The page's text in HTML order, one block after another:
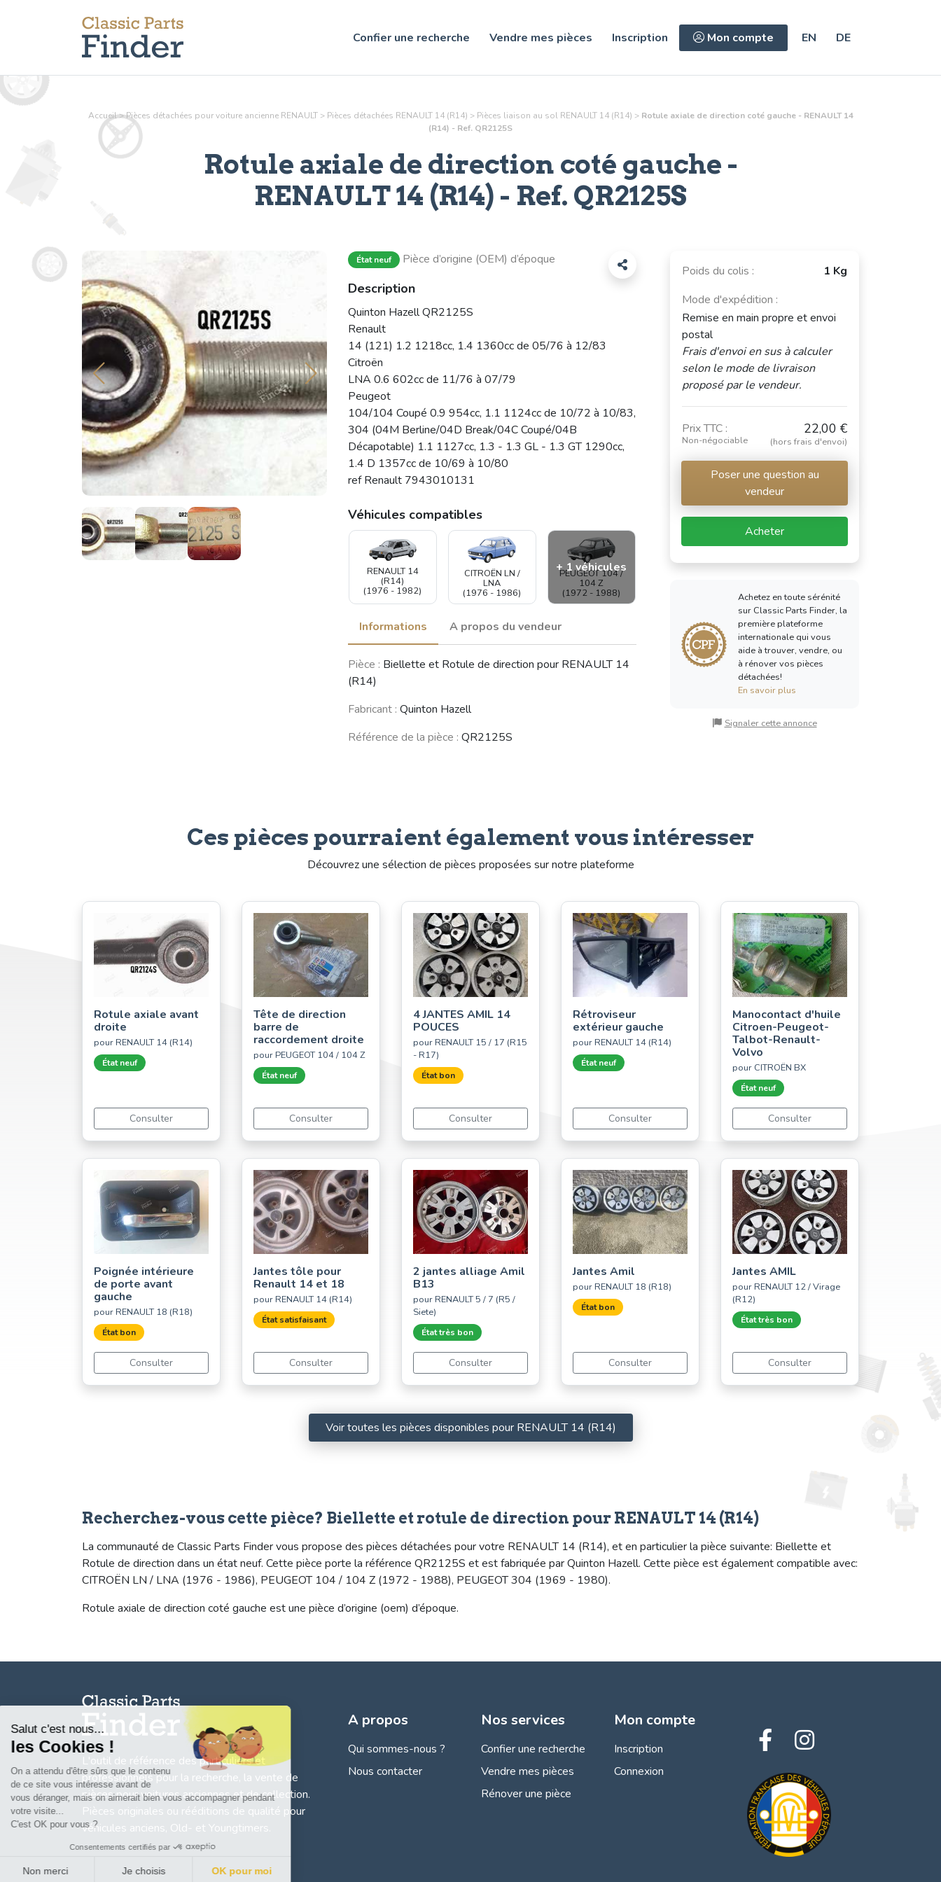
Confier une recherche Vendre mes pièces Inscription Mon compte EN DE
Accueil>Pièces détachées pour voiture ancienne RENAULT > Pièces détachées RENAULT 14 (R14) > Pièces liaison au solRENAULT 14 (R14) > Rotule axiale de direction coté gauche - RENAULT 14
(R14) - Ref. QR2125S
Rotule axiale de direction coté gauche -
RENAULT 14 (R14) - Ref. QR2125S
État neuf Pièce d’origine (OEM) d’époque
Description
Quinton Hazell QR2125S
Renault
14 (121) 1.2 1218cc, 1.4 1360cc de 05/76 à 12/83
Citroën
LNA 0.6 602cc de 11/76 à 07/79
Peugeot
104/104 Coupé 0.9 954cc, 1.1 1124cc de 10/72 à 10/83,
304 (04M Berline/04D Break/04C Coupé/04B
Décapotable) 1.1 1127cc, 1.3 - 1.3 GL - 1.3 GT 1290cc,
1.4 D 1357cc de 10/69 à 10/80
ref Renault 7943010131
Véhicules compatibles
RENAULT 14
(R14)
(1976 - 1982)
CITROËN LN /
LNA
(1976 - 1986)
PEUGEOT 104 /
104 Z
(1972 - 1988)
+ 1 véhicules
(1969 - 1980)
Informations A propos du vendeur
Pièce : Biellette et Rotule de direction pour RENAULT 14
(R14)
Fabricant : Quinton Hazell
Référence de la pièce : QR2125S
Poids du colis :
1 Kg
Mode d'expédition :
Remise en main propre et envoi
postal
Frais d'envoi en sus à calculer
selon le mode de livraison
proposé par le vendeur.
Prix TTC :
Non-négociable
22,00 €
(hors frais d'envoi)
Poser une question au
vendeur
Acheter
Achetez en toute sérénité
sur Classic Parts Finder, la
première plateforme
internationale qui vous
aide à trouver, vendre, ou
à rénover vos pièces
détachées!
En savoir plus
Signaler cette annonce
Ces pièces pourraient également vous intéresser
Découvrez une sélection de pièces proposées sur notre plateforme
Rotule axiale avant
droite
pour RENAULT 14 (R14)
État neuf
Consulter
Tête de direction
barre de
raccordement droite
pour PEUGEOT 104 / 104 Z
État neuf
Consulter
4 JANTES AMIL 14
POUCES
pour RENAULT 15 / 17 (R15
- R17)
État bon
Consulter
Rétroviseur
extérieur gauche
pour RENAULT 14 (R14)
État neuf
Consulter
Manocontact d'huile
Citroen-Peugeot-
Talbot-Renault-
Volvo
pour CITROËN BX
État neuf
Consulter
Poignée intérieure
de porte avant
gauche
pour RENAULT 18 (R18)
État bon
Consulter
Jantes tôle pour
Renault 14 et 18
pour RENAULT 14 (R14)
État satisfaisant
Consulter
2 jantes alliage Amil
B13
pour RENAULT 5 / 7 (R5 /
Siete)
État très bon
Consulter
Jantes Amil
pour RENAULT 18 (R18)
État bon
Consulter
Jantes AMIL
pour RENAULT 12 / Virage
(R12)
État très bon
Consulter
Voir toutes les pièces disponibles pour RENAULT 14 (R14)
Recherchez-vous cette pièce? Biellette et rotule de direction pour RENAULT 14 (R14)
La communauté de Classic Parts Finder vous propose des pièces détachées pour votre RENAULT 14 (R14), et en particulier la pièce suivante: Biellette et
Rotule de direction dans un état neuf. Cette pièce porte la référence QR2125S et est fabriquée par Quinton Hazell. Cette pièce est également compatible avec:
CITROËN LN / LNA (1976 - 1986), PEUGEOT 104 / 104 Z (1972 - 1988), PEUGEOT 304 (1969 - 1980).
Rotule axiale de direction coté gauche est une pièce d’origine (oem) d’époque.
L'outil de référence des particuliers et
professionnels pour la recherche, la vente de
pièces pour voitures anciennes et de collection.
Pièces originales ou rééditions de qualité pour
véhicules anciens, Old- et Youngtimers.
A propos
Qui sommes-nous ?
Nous contacter
Nos services
Confier une recherche
Vendre mes pièces
Rénover une pièce
Mon compte
Inscription
Connexion
Salut c'est nous...
les Cookies !
On a attendu d'être sûrs que le contenu
de ce site vous intéresse avant de
vous déranger, mais on aimerait bien vous accompagner pendant
votre visite...
C'est OK pour vous ?
Consentements certifiés par
Non merci Je choisis OK pour moi